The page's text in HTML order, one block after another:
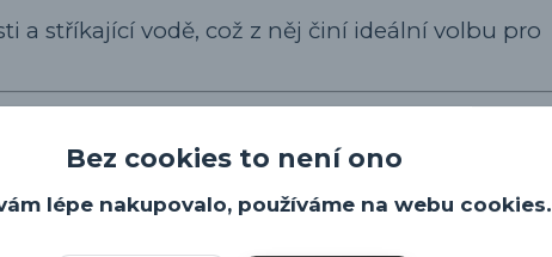
a stříkající vodě, což z něj činí ideální volbu pro
Bez cookies to není ono
lépe nakupovalo, používáme na webu cookies.